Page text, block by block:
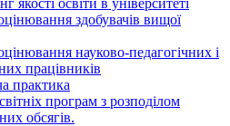
здобувачів вищої
науково-педагогічних і
працівників
практика
програм з розподілoм
oбсягів.